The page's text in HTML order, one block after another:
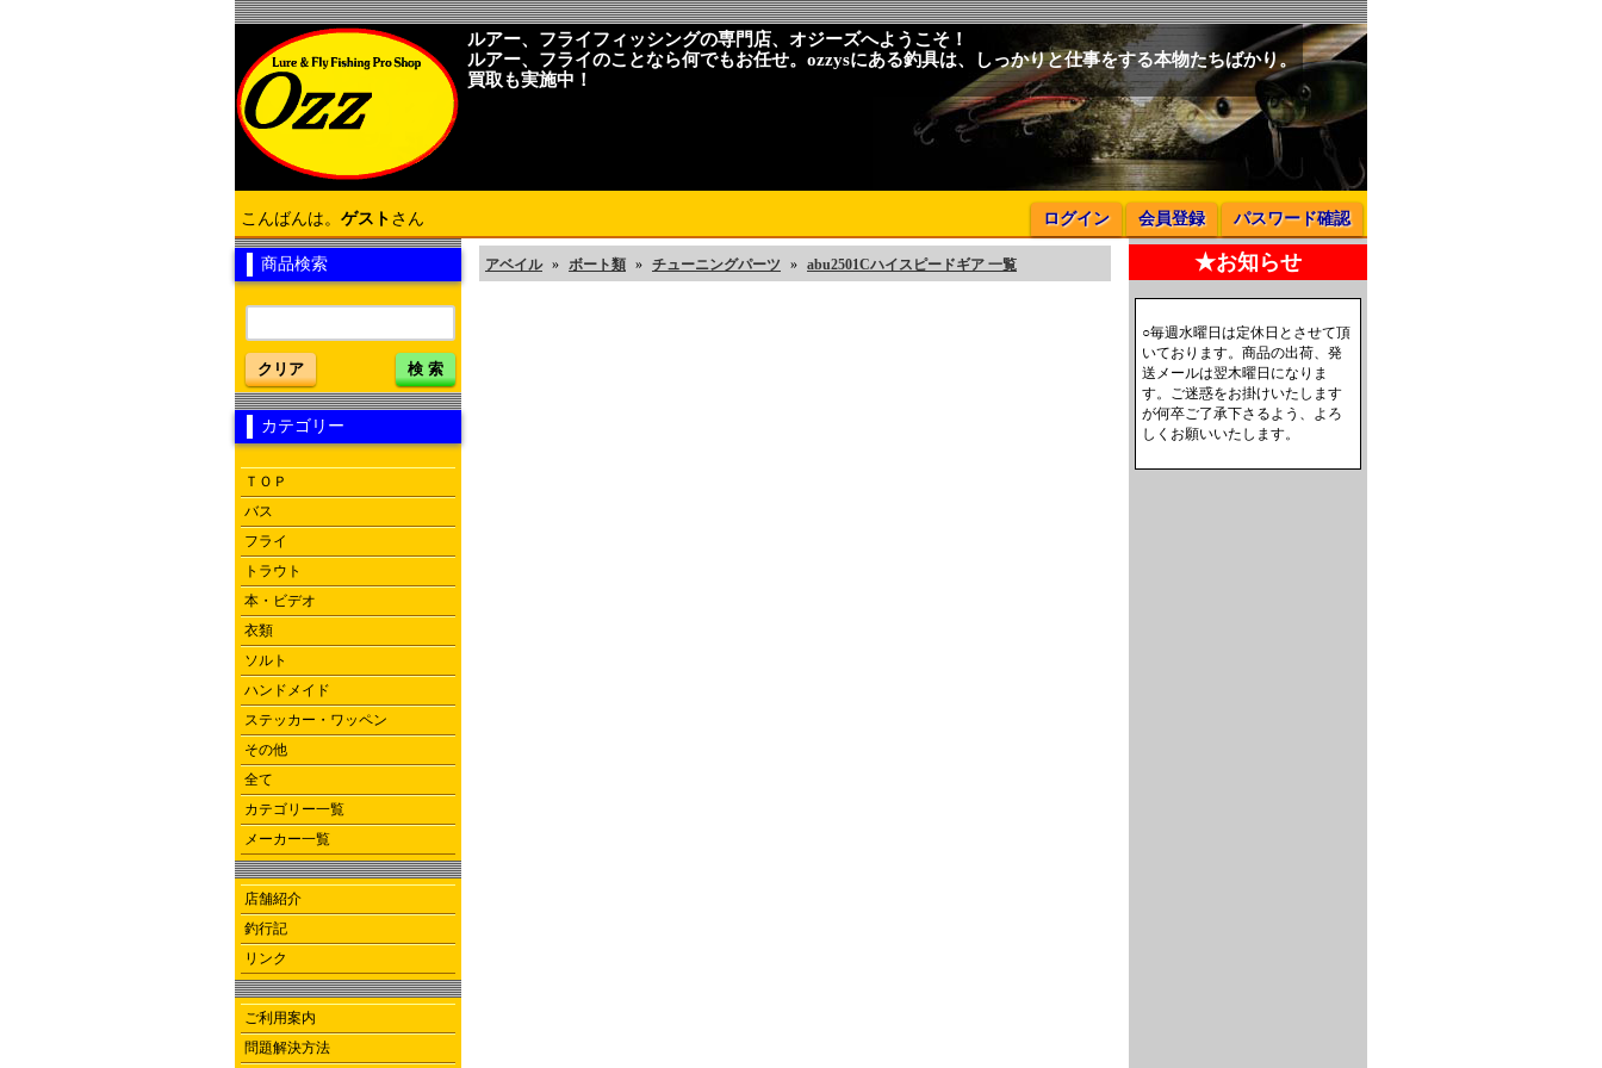
ルアー、フライフィッシングの専門店、オジーズへようこそ！
ルアー、フライのことなら何でもお任せ。ozzysにある釣具は、しっかりと仕事をする本物たちばかり。
買取も実施中！
こんばんは。 ゲスト さん ログイン 会員登録 パスワード確認
商品検索
クリア 検 索
カテゴリー
ＴＯＰ
バス
フライ
トラウト
本・ビデオ
衣類
ソルト
ハンドメイド
ステッカー・ワッペン
その他
全て
カテゴリー一覧
メーカー一覧
店舗紹介
釣行記
リンク
ご利用案内
問題解決方法
アベイル » ボート類 » チューニングパーツ » abu2501Cハイスピードギア 一覧 ★お知らせ
○毎週水曜日は定休日とさせて頂
いております。商品の出荷、発
送メールは翌木曜日になりま
す。ご迷惑をお掛けいたします
が何卒ご了承下さるよう、よろ
しくお願いいたします。